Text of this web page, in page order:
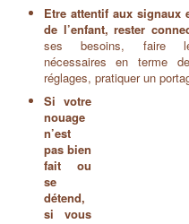
Etre attentif aux signaux
de l’enfant, rester
ses besoins, faire
nécessaires en terme
réglages, pratiquer un
Si votre
nouage
n’est
pas bien
fait ou
se
détend,
si vous